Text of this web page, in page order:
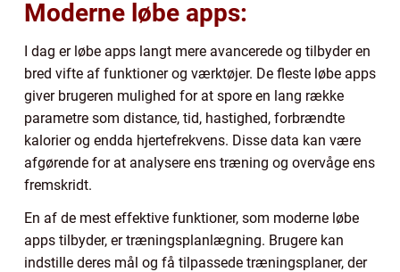
Moderne løbe apps:
I dag er løbe apps langt mere avancerede og tilbyder en
bred vifte af funktioner og værktøjer. De fleste løbe apps
giver brugeren mulighed for at spore en lang række
parametre som distance, tid, hastighed, forbrændte
kalorier og endda hjertefrekvens. Disse data kan være
afgørende for at analysere ens træning og overvåge ens
fremskridt.
En af de mest effektive funktioner, som moderne løbe
apps tilbyder, er træningsplanlægning. Brugere kan
indstille deres mål og få tilpassede træningsplaner, der